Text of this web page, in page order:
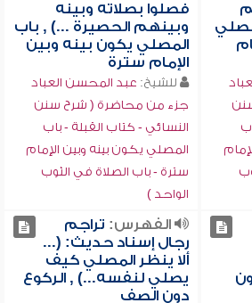
فصلوا بصلاته وبينه
وبينهم الحصيرة ...) , باب
المصلي يكون بينه وبين
الإمام سترة
للشيخ: عبد المحسن العباد
جزء من محاضرة ( شرح سنن
النسائي - كتاب القبلة - باب
المصلي يكون بينه وبين الإمام
سترة - باب الصلاة في الثوب
الواحد )
الفهرس: تراجم
رجال إسناد حديث: (...
ألا ينظر المصلي كيف
يصلي لنفسه...) , الركوع
دون الصف